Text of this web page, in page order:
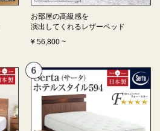
お部屋の高級感を
演出してくれるレザーベッド
¥ 56,800 ~